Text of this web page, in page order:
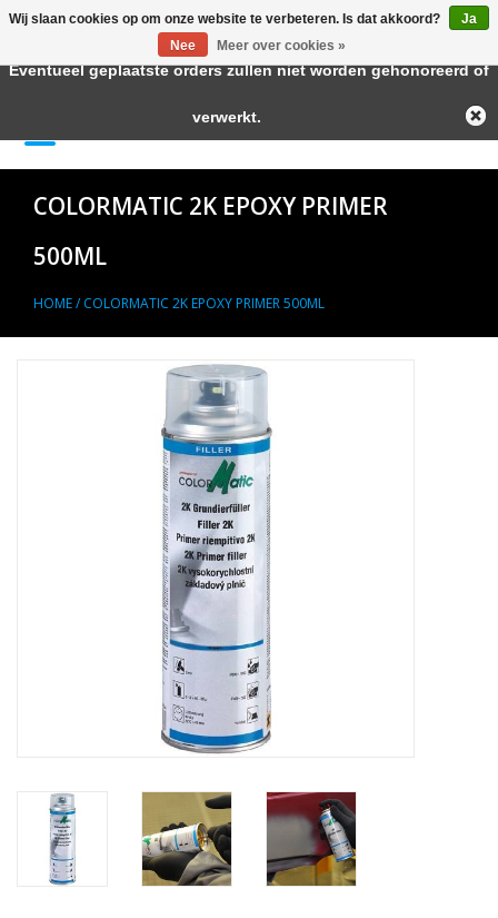
Autolak in Spuitbus
Lakstiften
COLORMATIC 2K EPOXY PRIMER
500ML
HOME/COLORMATIC 2K EPOXY PRIMER 500ML
Wij slaan cookies op om onze website te verbeteren. Is dat akkoord?
Ja
Nee
Meer over cookies »
← Keer terug naar de backofficeDeze winkel is in aanbouw.
Eventueel geplaatste orders zullen niet worden gehonoreerd of
verwerkt.